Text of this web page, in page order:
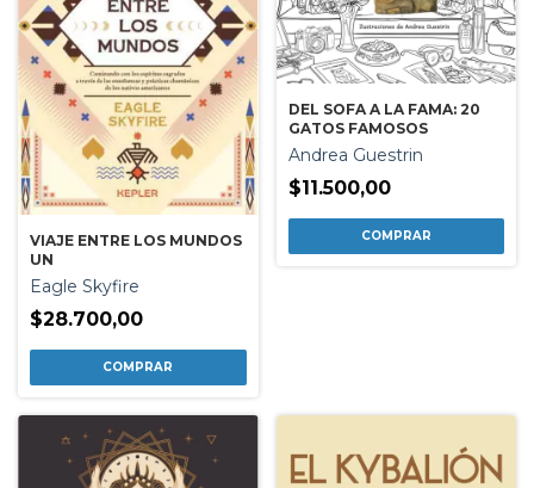
VIAJE ENTRE LOS MUNDOS
UN
Eagle Skyfire
$28.700,00
DEL SOFA A LA FAMA: 20
GATOS FAMOSOS
Andrea Guestrin
$11.500,00